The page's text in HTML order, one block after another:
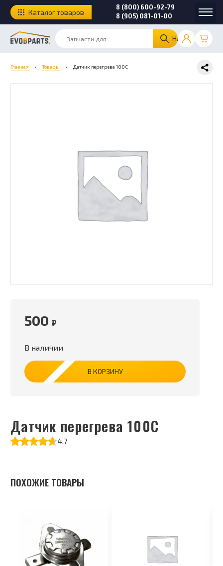
Найти
8 (800) 600-92-79
8 (905) 081-01-00
Каталог товаров
Главная › Товары › Датчик перегрева 100С
Датчик перегрева 100С
4.7
500 ₽
В наличии
В КОРЗИНУ
ПОХОЖИЕ ТОВАРЫ